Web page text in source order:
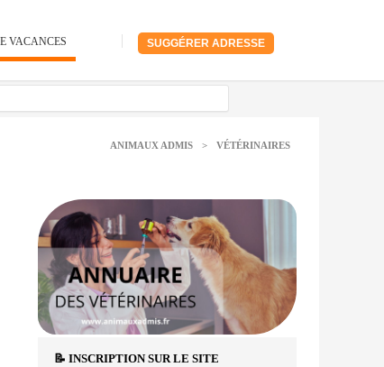
SUGGÉRER ADRESSE
VACANCES
ANIMAUX ADMIS > VÉTÉRINAIRES
📝 INSCRIPTION SUR LE SITE